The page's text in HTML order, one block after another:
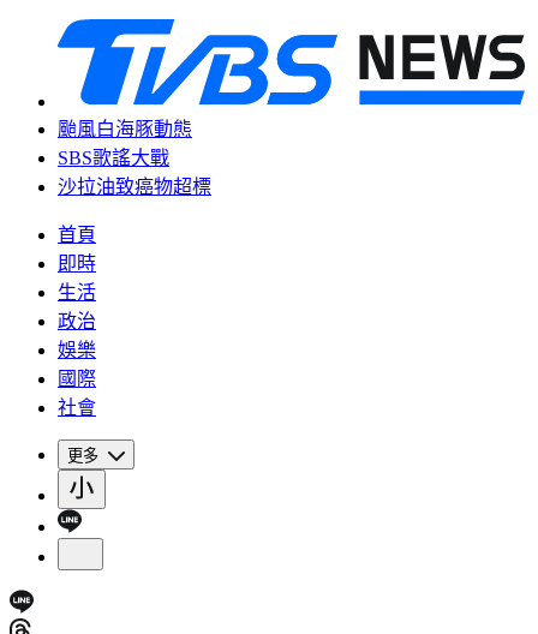
颱風白海豚動態
SBS歌謠大戰
沙拉油致癌物超標
首頁
即時
生活
政治
娛樂
國際
社會
更多